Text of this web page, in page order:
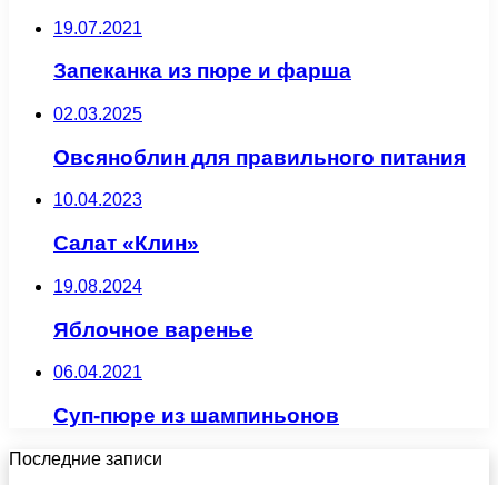
19.07.2021
Запеканка из пюре и фарша
02.03.2025
Овсяноблин для правильного питания
10.04.2023
Салат «Клин»
19.08.2024
Яблочное варенье
06.04.2021
Суп-пюре из шампиньонов
Последние записи